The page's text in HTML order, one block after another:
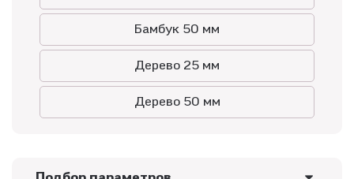
Бамбук 50 мм
Дерево 25 мм
Дерево 50 мм